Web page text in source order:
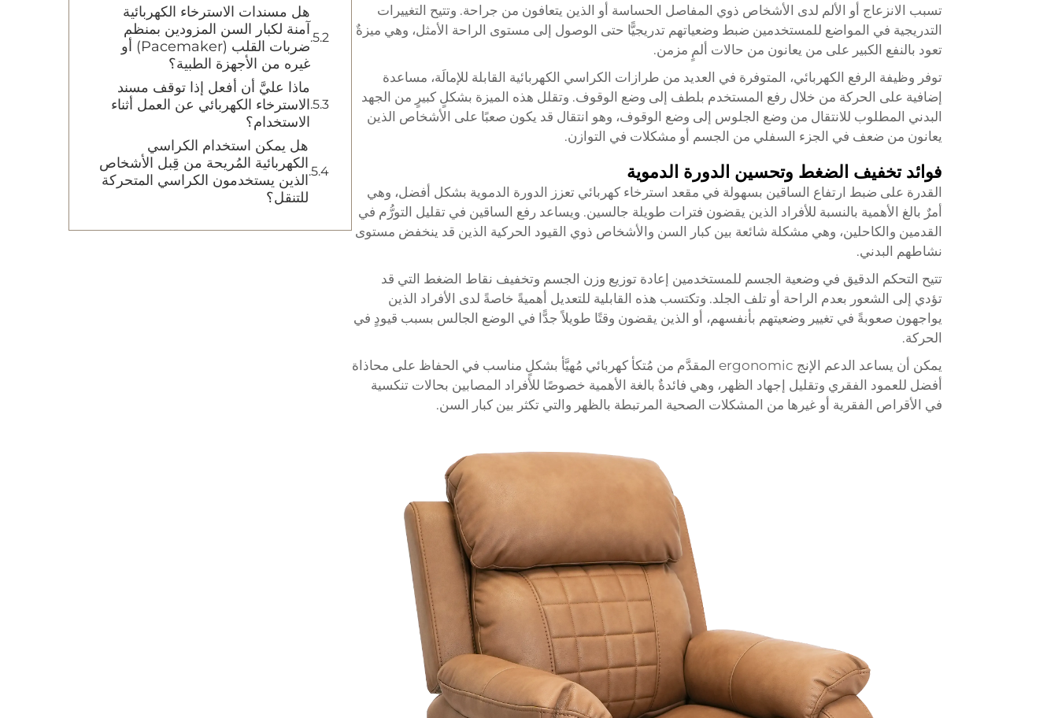
تسبب الانزعاج أو الألم لدى الأشخاص ذوي المفاصل الحساسة أو الذين يتعافون من جراحة. وتتيح التغييرات
التدريجية في المواضع للمستخدمين ضبط وضعياتهم تدريجيًّا حتى الوصول إلى مستوى الراحة الأمثل، وهي ميزةٌ
تعود بالنفع الكبير على من يعانون من حالات ألمٍ مزمن.
توفر وظيفة الرفع الكهربائي، المتوفرة في العديد من طرازات الكراسي الكهربائية القابلة للإمالَة، مساعدة
إضافية على الحركة من خلال رفع المستخدم بلطف إلى وضع الوقوف. وتقلل هذه الميزة بشكلٍ كبيرٍ من الجهد
البدني المطلوب للانتقال من وضع الجلوس إلى وضع الوقوف، وهو انتقال قد يكون صعبًا على الأشخاص الذين
يعانون من ضعف في الجزء السفلي من الجسم أو مشكلات في التوازن.
فوائد تخفيف الضغط وتحسين الدورة الدموية
القدرة على ضبط ارتفاع الساقين بسهولة في مقعد استرخاء كهربائي تعزز الدورة الدموية بشكل أفضل، وهي
أمرٌ بالغ الأهمية بالنسبة للأفراد الذين يقضون فترات طويلة جالسين. ويساعد رفع الساقين في تقليل التورُّم في
القدمين والكاحلين، وهي مشكلة شائعة بين كبار السن والأشخاص ذوي القيود الحركية الذين قد ينخفض مستوى
نشاطهم البدني.
تتيح التحكم الدقيق في وضعية الجسم للمستخدمين إعادة توزيع وزن الجسم وتخفيف نقاط الضغط التي قد
تؤدي إلى الشعور بعدم الراحة أو تلف الجلد. وتكتسب هذه القابلية للتعديل أهميةً خاصةً لدى الأفراد الذين
يواجهون صعوبةً في تغيير وضعيتهم بأنفسهم، أو الذين يقضون وقتًا طويلاً جدًّا في الوضع الجالس بسبب قيودٍ في
الحركة.
يمكن أن يساعد الدعم الإنج ergonomic المقدَّم من مُتكأ كهربائي مُهيَّأ بشكلٍ مناسب في الحفاظ على محاذاة
أفضل للعمود الفقري وتقليل إجهاد الظهر، وهي فائدةٌ بالغة الأهمية خصوصًا للأفراد المصابين بحالات تنكسية
في الأقراص الفقرية أو غيرها من المشكلات الصحية المرتبطة بالظهر والتي تكثر بين كبار السن.
هل مسندات الاسترخاء الكهربائية
آمنة لكبار السن المزودين بمنظم
ضربات القلب (Pacemaker) أو
غيره من الأجهزة الطبية؟
ماذا عليَّ أن أفعل إذا توقف مسند
الاسترخاء الكهربائي عن العمل أثناء
الاستخدام؟
هل يمكن استخدام الكراسي
الكهربائية المُريحة من قِبل الأشخاص
الذين يستخدمون الكراسي المتحركة
للتنقل؟